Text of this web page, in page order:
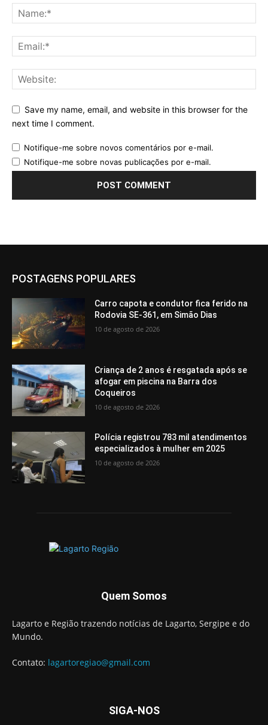
Save my name, email, and website in this browser for the
next time I comment.
Notifique-me sobre novos comentários por e-mail.
Notifique-me sobre novas publicações por e-mail.
POSTAGENS POPULARES
Carro capota e condutor fica ferido na
Rodovia SE-361, em Simão Dias
10 de agosto de 2026
Criança de 2 anos é resgatada após se
afogar em piscina na Barra dos
Coqueiros
10 de agosto de 2026
Polícia registrou 783 mil atendimentos
especializados à mulher em 2025
10 de agosto de 2026
Quem Somos
Lagarto e Região trazendo notícias de Lagarto, Sergipe e do
Mundo.
Contato: lagartoregiao@gmail.com
SIGA-NOS